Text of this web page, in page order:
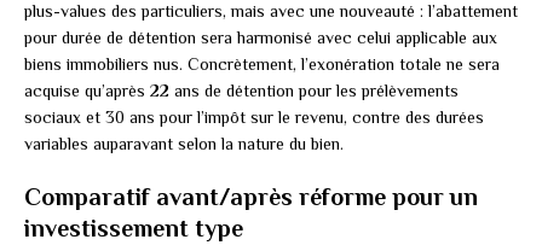
plus-values des particuliers, mais avec une nouveauté : l’abattement
pour durée de détention sera harmonisé avec celui applicable aux
biens immobiliers nus. Concrètement, l’exonération totale ne sera
acquise qu’après 22 ans de détention pour les prélèvements
sociaux et 30 ans pour l’impôt sur le revenu, contre des durées
variables auparavant selon la nature du bien.
Comparatif avant/après réforme pour un
investissement type